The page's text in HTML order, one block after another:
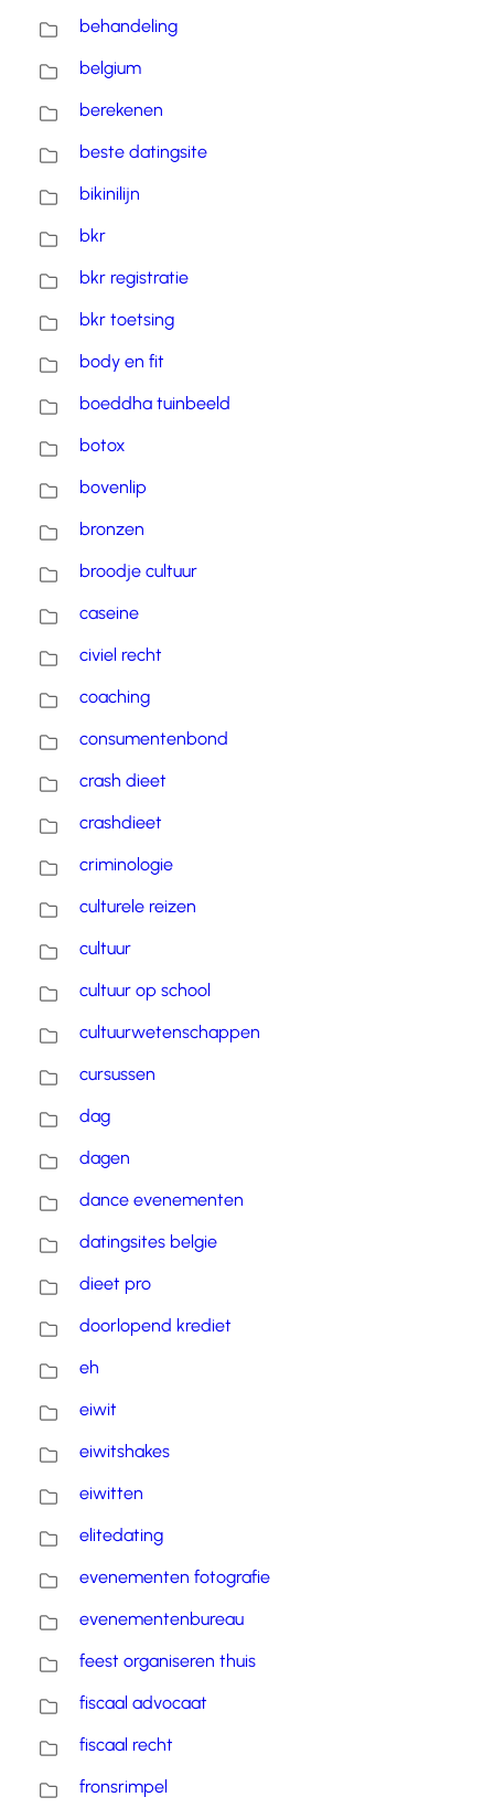
behandeling
belgium
berekenen
beste datingsite
bikinilijn
bkr
bkr registratie
bkr toetsing
body en fit
boeddha tuinbeeld
botox
bovenlip
bronzen
broodje cultuur
caseine
civiel recht
coaching
consumentenbond
crash dieet
crashdieet
criminologie
culturele reizen
cultuur
cultuur op school
cultuurwetenschappen
cursussen
dag
dagen
dance evenementen
datingsites belgie
dieet pro
doorlopend krediet
eh
eiwit
eiwitshakes
eiwitten
elitedating
evenementen fotografie
evenementenbureau
feest organiseren thuis
fiscaal advocaat
fiscaal recht
fronsrimpel